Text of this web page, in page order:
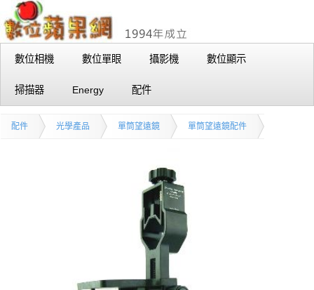
數位相機 數位單眼 攝影機 數位顯示
掃描器 Energy 配件
配件 光學產品 單筒望遠鏡 單筒望遠鏡配件